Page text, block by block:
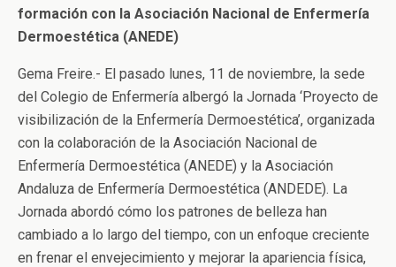
formación con la Asociación Nacional de Enfermería
Dermoestética (ANEDE)
Gema Freire.- El pasado lunes, 11 de noviembre, la sede
del Colegio de Enfermería albergó la Jornada ‘Proyecto de
visibilización de la Enfermería Dermoestética’, organizada
con la colaboración de la Asociación Nacional de
Enfermería Dermoestética (ANEDE) y la Asociación
Andaluza de Enfermería Dermoestética (ANDEDE). La
Jornada abordó cómo los patrones de belleza han
cambiado a lo largo del tiempo, con un enfoque creciente
en frenar el envejecimiento y mejorar la apariencia física,